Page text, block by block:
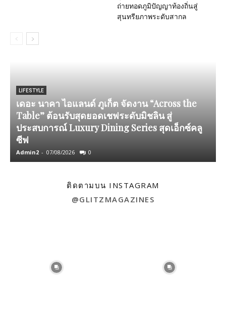
ถ่ายทอดภูมิปัญญาท้องถิ่นสู่
สุนทรียภาพระดับสากล
LIFESTYLE
เดอะ นาคา ไอแลนด์ ภูเก็ต จัดงาน “Across the
Table” ต้อนรับสุดยอดเชฟระดับมิชลิน สู่
ประสบการณ์ Luxury Dining Series สุดเอ็กซ์คลู
ซีฟ
Admin2 - 07/08/2026 0
ติดตามบน INSTAGRAM
@GLITZMAGAZINES